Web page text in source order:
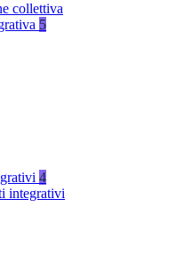
collettiva
5
4
integrativi